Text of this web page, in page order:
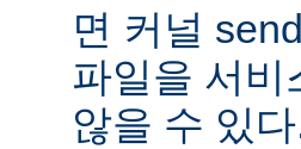
면 커널
파일을 서비
않을 수 있